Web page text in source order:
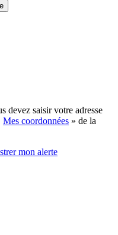
devez saisir votre adresse
Mes coordonnées » de la
mon alerte